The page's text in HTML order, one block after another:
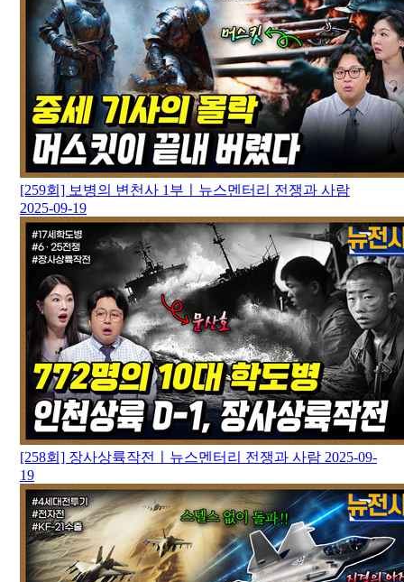
[259회] 보병의 변천사 1부ㅣ뉴스멘터리 전쟁과 사람
2025-09-19
[258회] 장사상륙작전ㅣ뉴스멘터리 전쟁과 사람 2025-09-
19